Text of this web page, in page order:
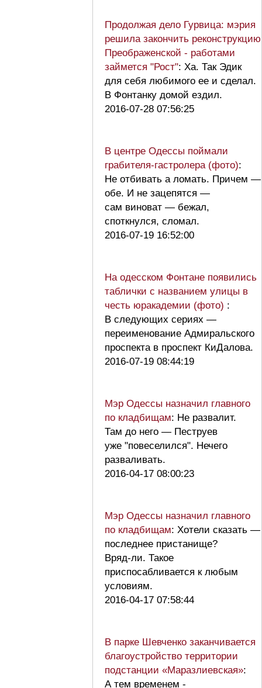
Продолжая дело Гурвица: мэрия
решила закончить реконструкцию
Преображенской - работами
займется "Рост": Ха. Так Эдик
для себя любимого ее и сделал.
В Фонтанку домой ездил.
2016-07-28 07:56:25
В центре Одессы поймали
грабителя-гастролера (фото):
Не отбивать а ломать. Причем —
обе. И не зацепятся —
сам виноват — бежал,
споткнулся, сломал.
2016-07-19 16:52:00
На одесском Фонтане появились
таблички с названием улицы в
честь юракадемии (фото) :
В следующих сериях —
переименование Адмиральского
проспекта в проспект КиДалова.
2016-07-19 08:44:19
Мэр Одессы назначил главного
по кладбищам: Не развалит.
Там до него — Пеструев
уже "повеселился". Нечего
разваливать.
2016-04-17 08:00:23
Мэр Одессы назначил главного
по кладбищам: Хотели сказать —
последнее пристанище?
Вряд-ли. Такое
приспосабливается к любым
условиям.
2016-04-17 07:58:44
В парке Шевченко заканчивается
благоустройство территории
подстанции «Маразлиевская»:
А тем временем -